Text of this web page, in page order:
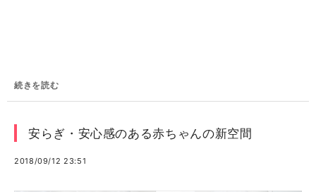
続きを読む
安らぎ・安心感のある赤ちゃんの新空間
2018/09/12 23:51